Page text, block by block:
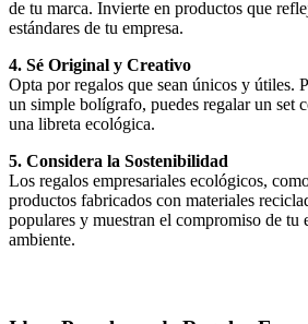
de tu marca. Invierte en productos que
estándares de tu empresa.
4. Sé Original y Creativo
Opta por regalos que sean únicos y útiles.
un simple bolígrafo, puedes regalar un set
una libreta ecológica.
5. Considera la Sostenibilidad
Los regalos empresariales ecológicos,
productos fabricados con materiales
populares y muestran el compromiso de tu
ambiente.